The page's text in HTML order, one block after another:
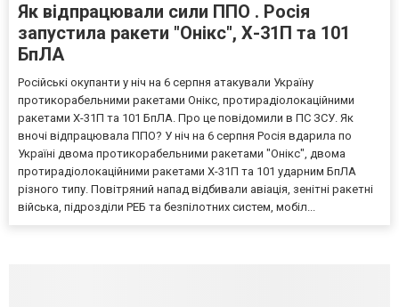
Як відпрацювали сили ППО . Росія
запустила ракети "Онікс", Х-31П та 101
БпЛА
Російські окупанти у ніч на 6 серпня атакували Україну
протикорабельними ракетами Онікс, протирадіолокаційними
ракетами Х-31П та 101 БпЛА. Про це повідомили в ПС ЗСУ. Як
вночі відпрацювала ППО? У ніч на 6 серпня Росія вдарила по
Україні двома протикорабельними ракетами "Онікс", двома
протирадіолокаційними ракетами Х-31П та 101 ударним БпЛА
різного типу. Повітряний напад відбивали авіація, зенітні ракетні
війська, підрозділи РЕБ та безпілотних систем, мобіл...